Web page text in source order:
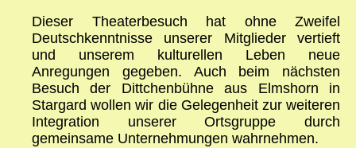
Dieser Theaterbesuch hat ohne Zweifel
Deutschkenntnisse unserer Mitglieder vertieft
und unserem kulturellen Leben neue
Anregungen gegeben. Auch beim nächsten
Besuch der Dittchenbühne aus Elmshorn in
Stargard wollen wir die Gelegenheit zur weiteren
Integration unserer Ortsgruppe durch
gemeinsame Unternehmungen wahrnehmen.